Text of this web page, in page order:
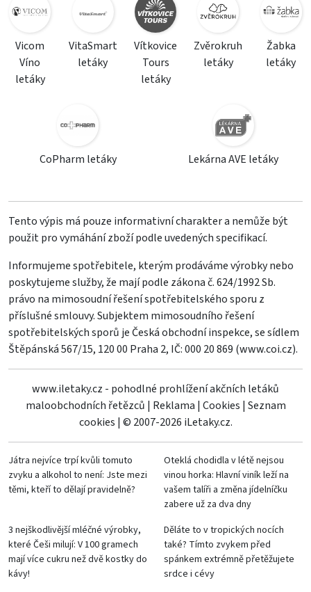
Vicom
Víno
letáky
VitaSmart
letáky
Vítkovice
Tours
letáky
Zvěrokruh
letáky
Žabka
letáky
CoPharm letáky Lekárna AVE letáky
Tento výpis má pouze informativní charakter a nemůže být
použit pro vymáhání zboží podle uvedených specifikací.
Informujeme spotřebitele, kterým prodáváme výrobky nebo
poskytujeme služby, že mají podle zákona č. 624/1992 Sb.
právo na mimosoudní řešení spotřebitelského sporu z
příslušné smlouvy. Subjektem mimosoudního řešení
spotřebitelských sporů je Česká obchodní inspekce, se sídlem
Štěpánská 567/15, 120 00 Praha 2, IČ: 000 20 869 (www.coi.cz).
www.iletaky.cz - pohodlné prohlížení akčních letáků
maloobchodních řetězců | Reklama | Cookies | Seznam
cookies | © 2007-2026 iLetaky.cz.
Játra nejvíce trpí kvůli tomuto
zvyku a alkohol to není: Jste mezi
těmi, kteří to dělají pravidelně?
Oteklá chodidla v létě nejsou
vinou horka: Hlavní viník leží na
vašem talíři a změna jídelníčku
zabere už za dva dny
3 nejškodlivější mléčné výrobky,
které Češi milují: V 100 gramech
mají více cukru než dvě kostky do
kávy!
Děláte to v tropických nocích
také? Tímto zvykem před
spánkem extrémně přetěžujete
srdce i cévy